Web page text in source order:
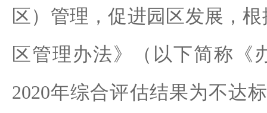
区）管理，促进园区发展，
区管理办法》（以下简称《
2020年综合评估结果为不达